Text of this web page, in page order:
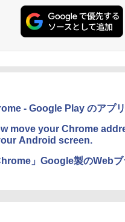
- Google Play のアプリ
move your Chrome
Android screen.
」Google製のWeb